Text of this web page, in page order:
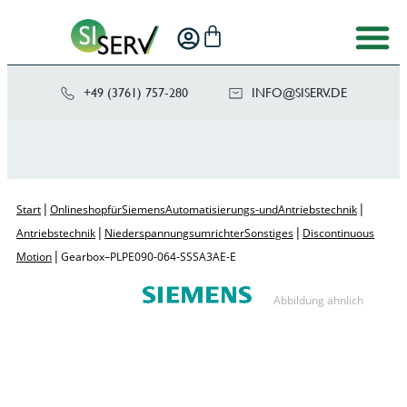
+49 (3761) 757-280 ED.VRE
SIS@OF
NI
Start | Onlineshop für Siemens Automatisierungs- und Antriebstechnik |
Antriebstechnik | Niederspannungsumrichter Sonstiges | Discontinuous
Motion | Gearbox – PLPE090-064-SSSA3AE-E
Abbildung ähnlich